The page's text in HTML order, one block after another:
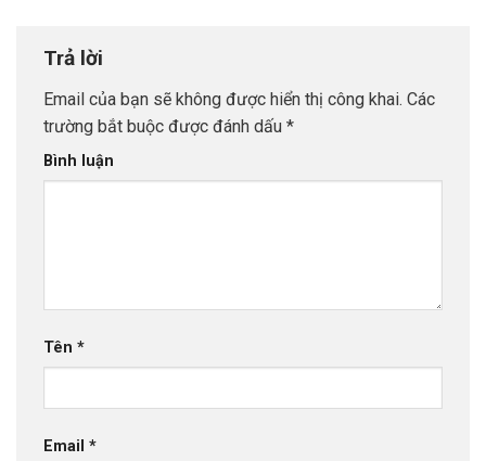
Trả lời
Email của bạn sẽ không được hiển thị công khai. Các
trường bắt buộc được đánh dấu *
Bình luận
Tên *
Email *